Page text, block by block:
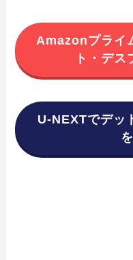
Amazonプライ
ト・デ
U-NEXTでデッ